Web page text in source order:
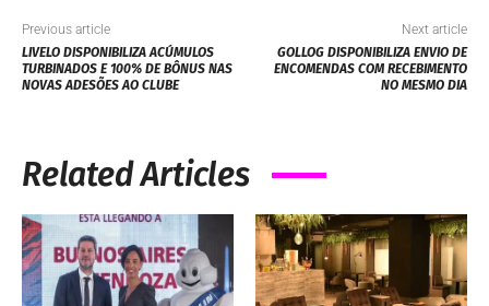
Previous article
LIVELO DISPONIBILIZA ACÚMULOS
TURBINADOS E 100% DE BÔNUS NAS
NOVAS ADESÕES AO CLUBE
Next article
GOLLOG DISPONIBILIZA ENVIO DE
ENCOMENDAS COM RECEBIMENTO
NO MESMO DIA
Related Articles